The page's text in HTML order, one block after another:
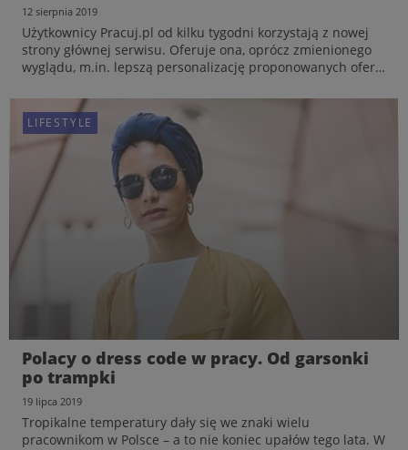
12 sierpnia 2019
Użytkownicy Pracuj.pl od kilku tygodni korzystają z nowej
strony głównej serwisu. Oferuje ona, oprócz zmienionego
wyglądu, m.in. lepszą personalizację proponowanych ofert
dostosowanie strony do urządzeń mobilnych oraz no...
TECH
Jak powstała nowa odsłona Pracuj.pl? Case
study
12 sierpnia 2019
Użytkownicy Pracuj.pl od kilku tygodni korzystają z nowej
strony głównej serwisu. Oferuje ona, oprócz zmienionego
LIFESTYLE
Polacy o dress code w pracy. Od garsonki
po trampki
19 lipca 2019
Tropikalne temperatury dały się we znaki wielu
pracownikom w Polsce – a to nie koniec upałów tego lata. W